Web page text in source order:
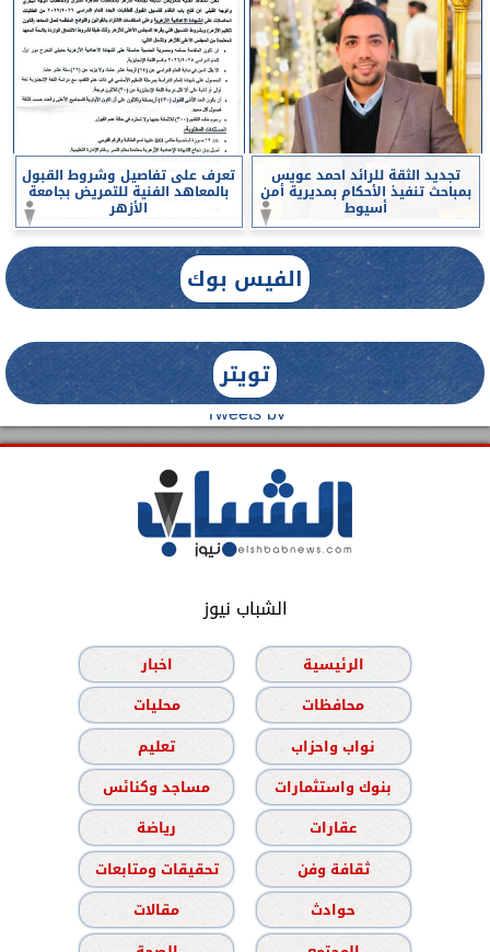
تجديد الثقة للرائد احمد عويس
بمباحث تنفيذ الأحكام بمديرية أمن
أسيوط
تعرف على تفاصيل وشروط القبول
بالمعاهد الفنية للتمريض بجامعة
الأزهر
الفيس بوك
تويتر
Tweets by
الشباب نيوز
الرئيسية
اخبار
محافظات
محليات
نواب واحزاب
تعليم
بنوك واستثمارات
مساجد وكنائس
عقارات
رياضة
ثقافة وفن
تحقيقات ومتابعات
حوادث
مقالات